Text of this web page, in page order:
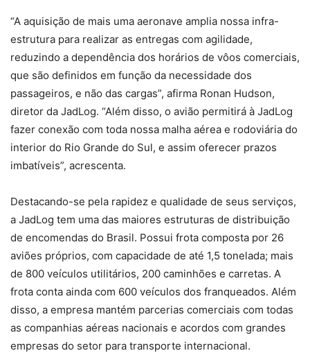
“A aquisição de mais uma aeronave amplia nossa infra-
estrutura para realizar as entregas com agilidade,
reduzindo a dependência dos horários de vôos comerciais,
que são definidos em função da necessidade dos
passageiros, e não das cargas”, afirma Ronan Hudson,
diretor da JadLog. “Além disso, o avião permitirá à JadLog
fazer conexão com toda nossa malha aérea e rodoviária do
interior do Rio Grande do Sul, e assim oferecer prazos
imbatíveis”, acrescenta.
Destacando-se pela rapidez e qualidade de seus serviços,
a JadLog tem uma das maiores estruturas de distribuição
de encomendas do Brasil. Possui frota composta por 26
aviões próprios, com capacidade de até 1,5 tonelada; mais
de 800 veículos utilitários, 200 caminhões e carretas. A
frota conta ainda com 600 veículos dos franqueados. Além
disso, a empresa mantém parcerias comerciais com todas
as companhias aéreas nacionais e acordos com grandes
empresas do setor para transporte internacional.